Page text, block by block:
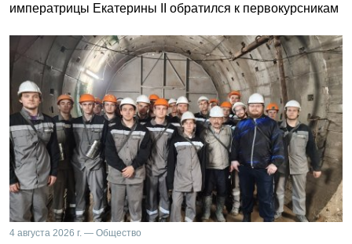
императрицы Екатерины II обратился к первокурсникам
4 августа 2026 г. — Общество